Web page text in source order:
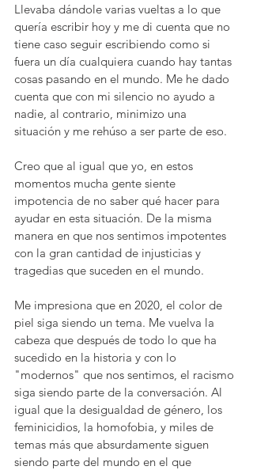
Llevaba dándole varias vueltas a lo que
quería escribir hoy y me di cuenta que no
tiene caso seguir escribiendo como si
fuera un día cualquiera cuando hay tantas
cosas pasando en el mundo. Me he dado
cuenta que con mi silencio no ayudo a
nadie, al contrario, minimizo una
situación y me rehúso a ser parte de eso.
Creo que al igual que yo, en estos
momentos mucha gente siente
impotencia de no saber qué hacer para
ayudar en esta situación. De la misma
manera en que nos sentimos impotentes
con la gran cantidad de injusticias y
tragedias que suceden en el mundo.
Me impresiona que en 2020, el color de
piel siga siendo un tema. Me vuelva la
cabeza que después de todo lo que ha
sucedido en la historia y con lo
"modernos" que nos sentimos, el racismo
siga siendo parte de la conversación. Al
igual que la desigualdad de género, los
feminicidios, la homofobia, y miles de
temas más que absurdamente siguen
siendo parte del mundo en el que